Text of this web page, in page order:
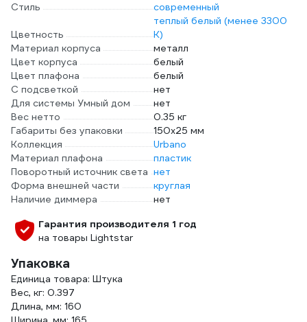
Стиль
современный
Цветность
теплый белый (менее 3300
К)
Материал корпуса
металл
Цвет корпуса
белый
Цвет плафона
белый
С подсветкой
нет
Для системы Умный дом
нет
Вес нетто
0.35 кг
Габариты без упаковки
150х25 мм
Коллекция
Urbano
Материал плафона
пластик
Поворотный источник света нет
Форма внешней части
круглая
Наличие диммера
нет
Гарантия производителя 1 год
на товары Lightstar
Упаковка
Единица товара: Штука
Вес, кг: 0.397
Длина, мм: 160